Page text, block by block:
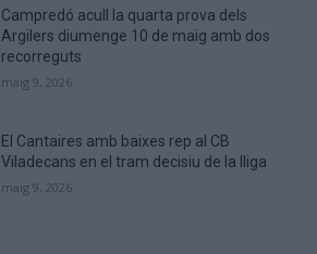
Campredó acull la quarta prova dels
Argilers diumenge 10 de maig amb dos
recorreguts
maig 9, 2026
El Cantaires amb baixes rep al CB
Viladecans en el tram decisiu de la lliga
maig 9, 2026